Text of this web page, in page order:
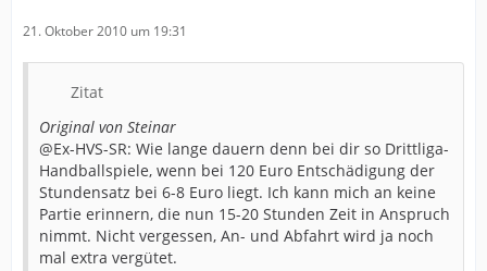
21. Oktober 2010 um 19:31
Zitat
Original von Steinar
@Ex-HVS-SR: Wie lange dauern denn bei dir so Drittliga-
Handballspiele, wenn bei 120 Euro Entschädigung der
Stundensatz bei 6-8 Euro liegt. Ich kann mich an keine
Partie erinnern, die nun 15-20 Stunden Zeit in Anspruch
nimmt. Nicht vergessen, An- und Abfahrt wird ja noch
mal extra vergütet.